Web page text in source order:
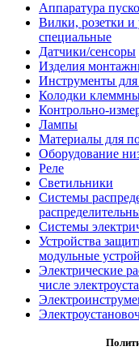
Аппаратура
Вилки, розетки
специальные
Датчики/сенсоры
Изделия
Инструменты для
Колодки
Контрольно-
Лампы
Материалы для
Оборудование
Реле
Светильники
Системы
Системы
Устройства
модульные
Электрические
числе